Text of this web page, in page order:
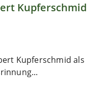
Kupferschmid
Kupferschmid als